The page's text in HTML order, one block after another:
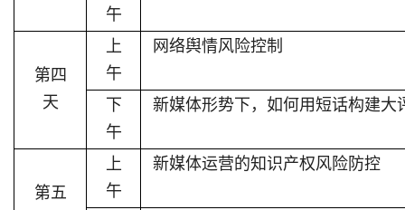
午
第四
天
上
午
网络舆情风险控制
下
午
新媒体形势下，如何用短话构建大
第五
上
午
新媒体运营的知识产权风险防控